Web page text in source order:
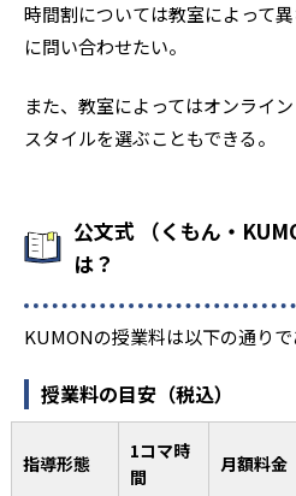
時間割については教室によって
に問い合わせたい。
また、教室によってはオンライ
スタイルを選ぶこともできる。
公文式 （くもん・
は？
KUMONの授業料は以下の通りで
授業料の目安（税込）
指導形態
1コマ時
間
月額料金